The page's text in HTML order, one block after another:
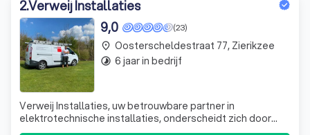
2.Verweij Installaties
(23)
9,0
Verweij Installaties, uw betrouwbare partner in
elektrotechnische installaties, onderscheidt zich door
een ongeëvenaarde toewijding aan kwaliteit. Als
place Oosterscheldestraat 77, Zierikzee
timelapse 6 jaar in bedrijf